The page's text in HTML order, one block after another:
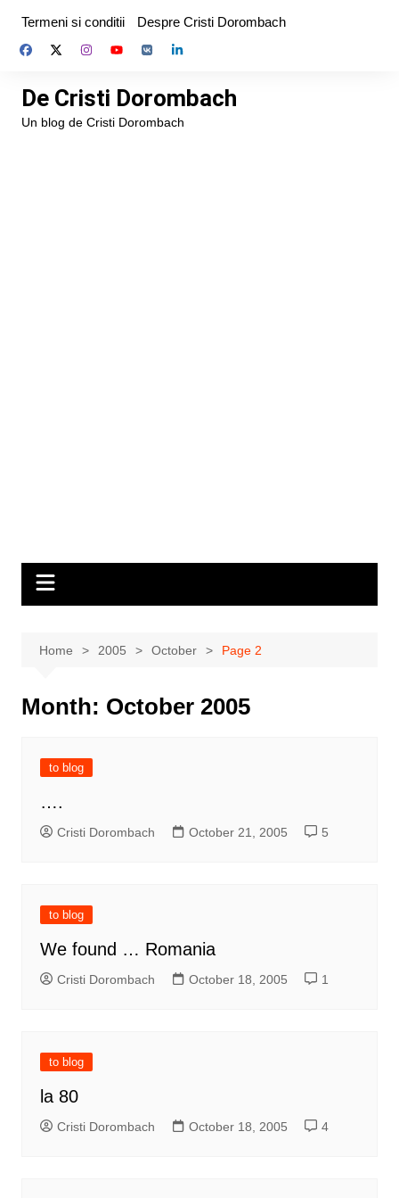
content
Termeni si conditii Despre Cristi Dorombach
De Cristi Dorombach
Un blog de Cristi Dorombach
Home 2005 October Page 2
Month: October 2005
to blog
….
Cristi Dorombach October 21, 2005 5
to blog
We found … Romania
Cristi Dorombach October 18, 2005 1
to blog
la 80
Cristi Dorombach October 18, 2005 4